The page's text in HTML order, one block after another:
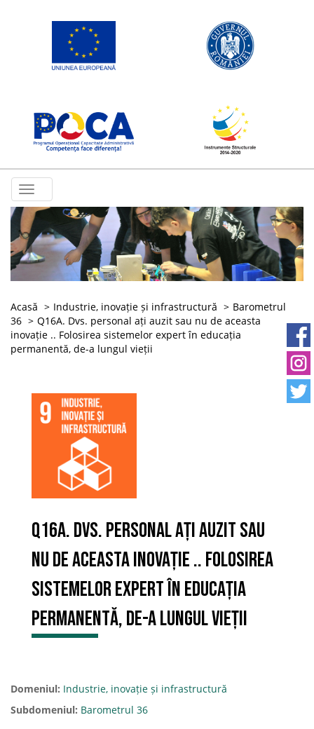
Toggle
navigation
Acasă Industrie, inovație și infrastructură
Barometrul
36
Q16A. Dvs. personal ați auzit sau nu de aceasta
inovație .. Folosirea sistemelor expert în educația
permanentă, de-a lungul vieții
Q16A. Dvs. personal ați auzit sau
nu de aceasta inovație .. Folosirea
sistemelor expert în educația
permanentă, de-a lungul vieții
Domeniul: Industrie, inovație și infrastructură
Subdomeniul: Barometrul 36